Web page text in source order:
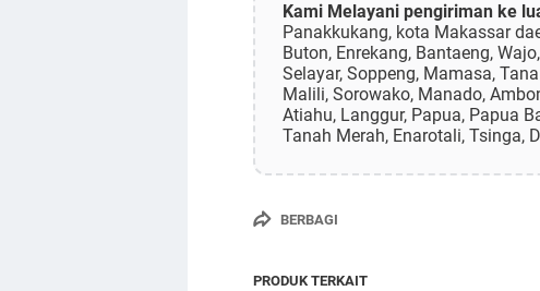
Kami Melayani pengiriman ke
Panakkukang, kota Makassar
Buton, Enrekang, Bantaeng,
Selayar, Soppeng, Mamasa,
Malili, Sorowako, Manado,
Atiahu, Langgur, Papua, Papua
Tanah Merah, Enarotali, Tsinga,
BERBAGI
PRODUK TERKAIT